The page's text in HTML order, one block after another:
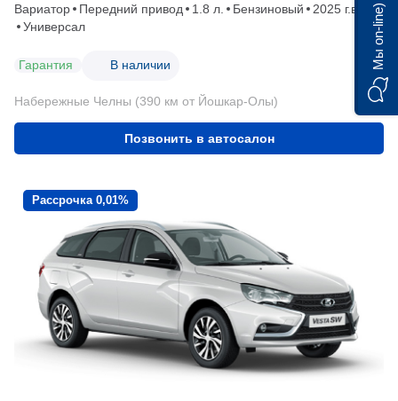
Вариатор Передний привод 1.8 л. Бензиновый
2025 г.в.
Универсал
Гарантия В наличии
Набережные Челны (390 км от Йошкар-Олы)
Позвонить в автосалон
Рассрочка 0,01%
Мы on-line)